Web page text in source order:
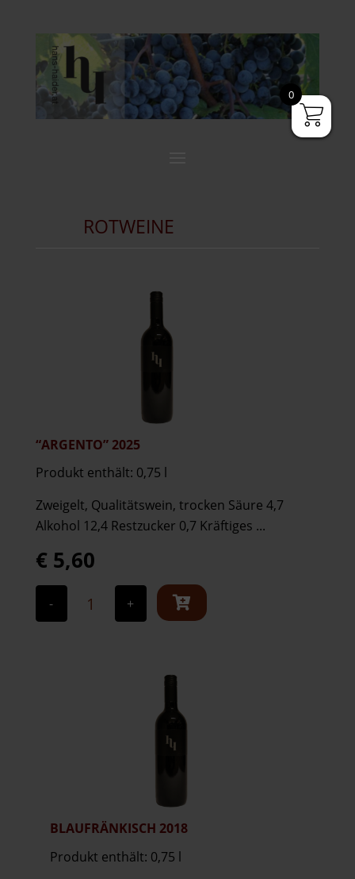
ROTWEINE
“ARGENTO” 2025
Produkt enthält: 0,75 l
Zweigelt, Qualitätswein, trocken Säure 4,7
Alkohol 12,4 Restzucker 0,7 Kräftiges ...
€5,60
- 2025
Menge +
BLAUFRÄNKISCH 2018
Produkt enthält: 0,75 l
0